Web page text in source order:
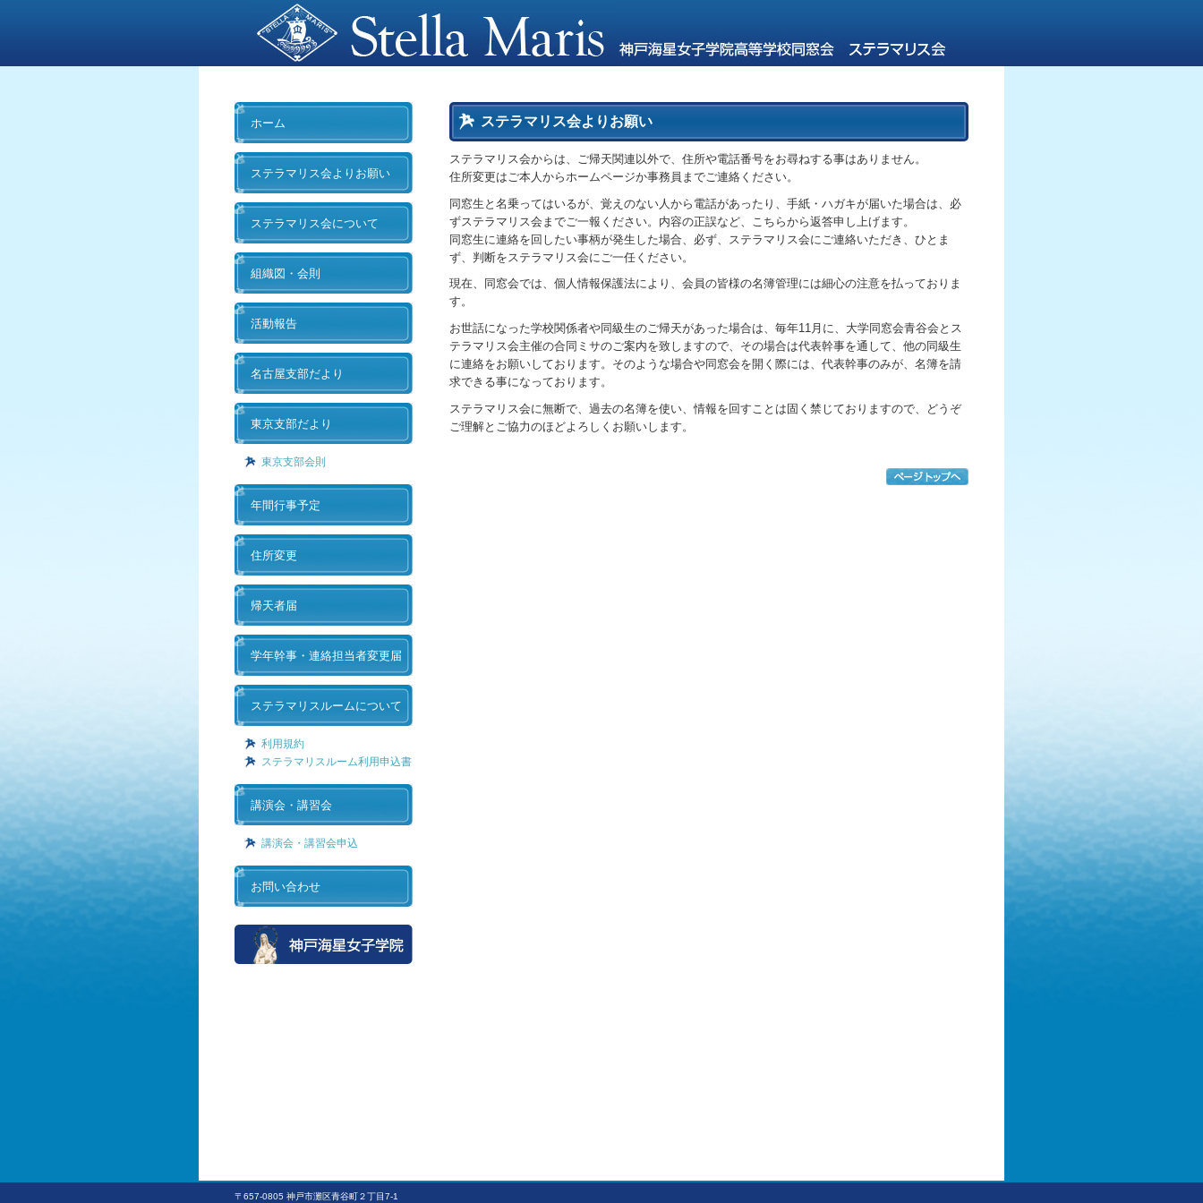
ホーム
ステラマリス会よりお願い
ステラマリス会について
組織図・会則
活動報告
名古屋支部だより
東京支部だより
東京支部会則
年間行事予定
住所変更
帰天者届
学年幹事・連絡担当者変更届
ステラマリスルームについて
利用規約
ステラマリスルーム利用申込書
講演会・講習会
講演会・講習会申込
お問い合わせ
ステラマリス会よりお願い
ステラマリス会からは、ご帰天関連以外で、住所や電話番号をお尋ねする事はありません。
住所変更はご本人からホームページか事務員までご連絡ください。
同窓生と名乗ってはいるが、覚えのない人から電話があったり、手紙・ハガキが届いた場合は、必
ずステラマリス会までご一報ください。内容の正誤など、こちらから返答申し上げます。
同窓生に連絡を回したい事柄が発生した場合、必ず、ステラマリス会にご連絡いただき、ひとま
ず、判断をステラマリス会にご一任ください。
現在、同窓会では、個人情報保護法により、会員の皆様の名簿管理には細心の注意を払っておりま
す。
お世話になった学校関係者や同級生のご帰天があった場合は、毎年11月に、大学同窓会青谷会とス
テラマリス会主催の合同ミサのご案内を致しますので、その場合は代表幹事を通して、他の同級生
に連絡をお願いしております。そのような場合や同窓会を開く際には、代表幹事のみが、名簿を請
求できる事になっております。
ステラマリス会に無断で、過去の名簿を使い、情報を回すことは固く禁じておりますので、どうぞ
ご理解とご協力のほどよろしくお願いします。
〒657-0805 神戸市灘区青谷町２丁目7-1